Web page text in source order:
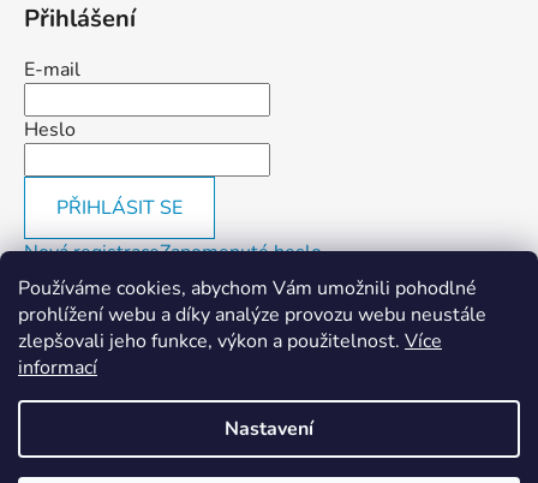
Používáme cookies, abychom Vám umožnili pohodlné
prohlížení webu a díky analýze provozu webu neustále
zlepšovali jeho funkce, výkon a použitelnost. Více
informací
Nastavení
DŮLEŽITÁ INFORMACE: V termínu od
19.6. - 28.6.2026 bude provoz
kamenné prodejny a eshopu omezen z
Přihlášení
E-mail
Heslo
PŘIHLÁSIT SE
Nová registraceZapomenuté heslo
Facebook